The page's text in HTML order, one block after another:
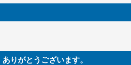
りがとうございます。